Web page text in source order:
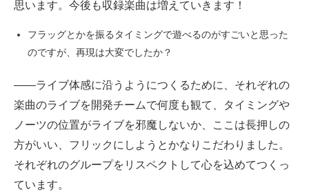
思います。今後も収録楽曲は増えていきます！
フラッグとかを振るタイミングで遊べるのがすごいと思った
のですが、再現は大変でしたか？
――ライブ体感に沿うようにつくるために、それぞれの
楽曲のライブを開発チームで何度も観て、タイミングや
ノーツの位置がライブを邪魔しないか、ここは長押しの
方がいい、フリックにしようとかなりこだわりました。
それぞれのグループをリスペクトして心を込めてつくっ
ています。